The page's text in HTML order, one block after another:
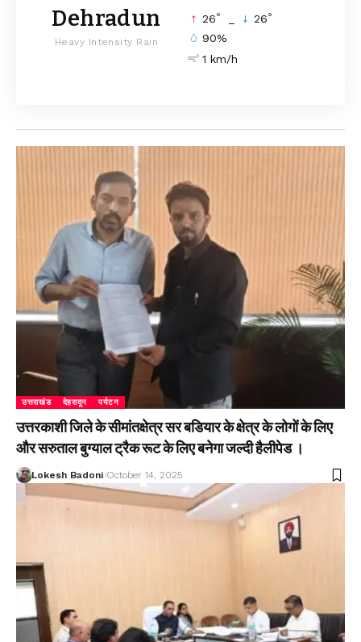
Dehradun
Heavy Intensity Rain
26° 26°
90%
1 km/h
उत्तराखंड देहरादून पर्यटन
उत्तरकाशी जिले के सीमांतक्षेत्र सर बडियार के क्षेत्र के लोगों के लिए
और सरुताल बुग्याल ट्रैक रूट के लिए बनेगा जल्दी हैलीपेड ।
Lokesh Badoni October 14, 2025